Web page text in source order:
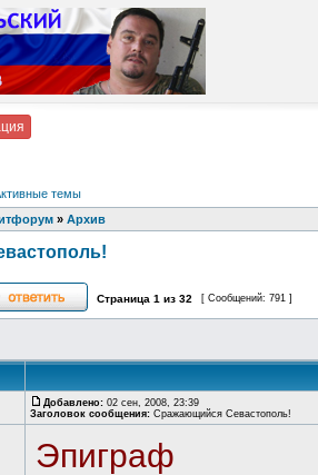
темы
» Архив
Страница 1 из 32 [ Сообщений: 791 ]
Добавлено: 02 сен, 2008, 23:39
Заголовок сообщения: Сражающийся Севастополь!
Эпиграф